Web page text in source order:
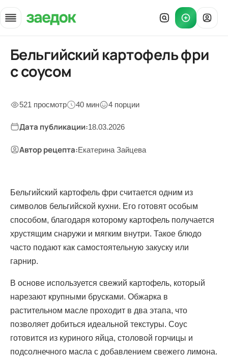
Главная
»
Рецепты
Бельгийский картофель фри
с соусом
521 просмотр 40 мин 4 порции
Дата публикации:18.03.2026
Автор рецепта:Екатерина Зайцева
Бельгийский картофель фри считается одним из
символов бельгийской кухни. Его готовят особым
способом, благодаря которому картофель получается
хрустящим снаружи и мягким внутри. Такое блюдо
часто подают как самостоятельную закуску или
гарнир.
В основе используется свежий картофель, который
нарезают крупными брусками. Обжарка в
растительном масле проходит в два этапа, что
позволяет добиться идеальной текстуры. Соус
готовится из куриного яйца, столовой горчицы и
подсолнечного масла с добавлением свежего лимона.